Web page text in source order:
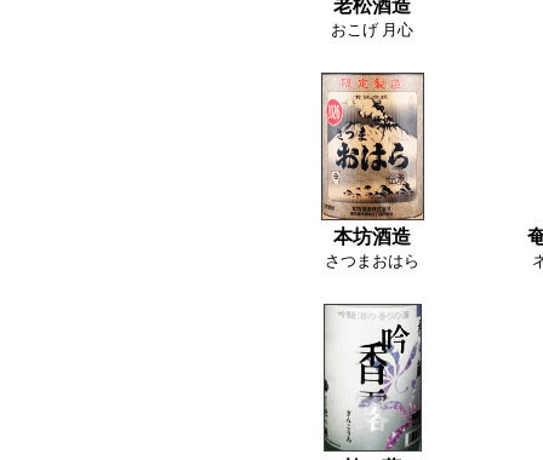
老松酒造
おこげ 月心
本坊酒造
さつまおはら